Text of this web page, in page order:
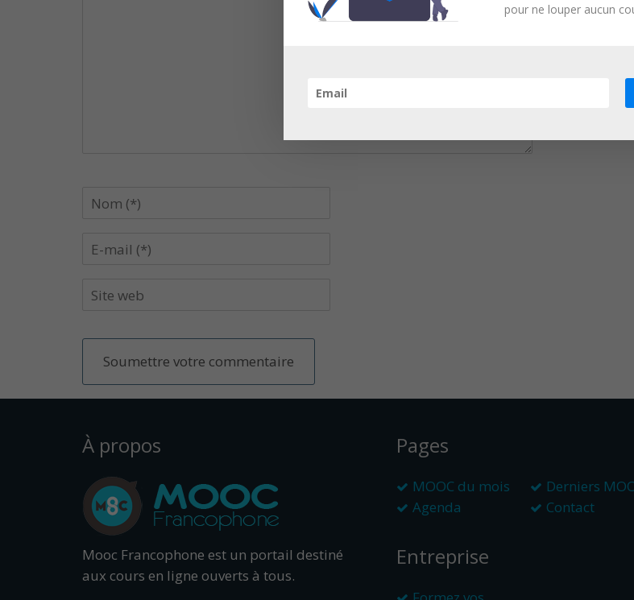
À propos
Mooc Francophone est un portail destiné
aux cours en ligne ouverts à tous.
Pages
MOOC du mois
Derniers
Agenda
Contact
Entreprise
pour ne louper aucun